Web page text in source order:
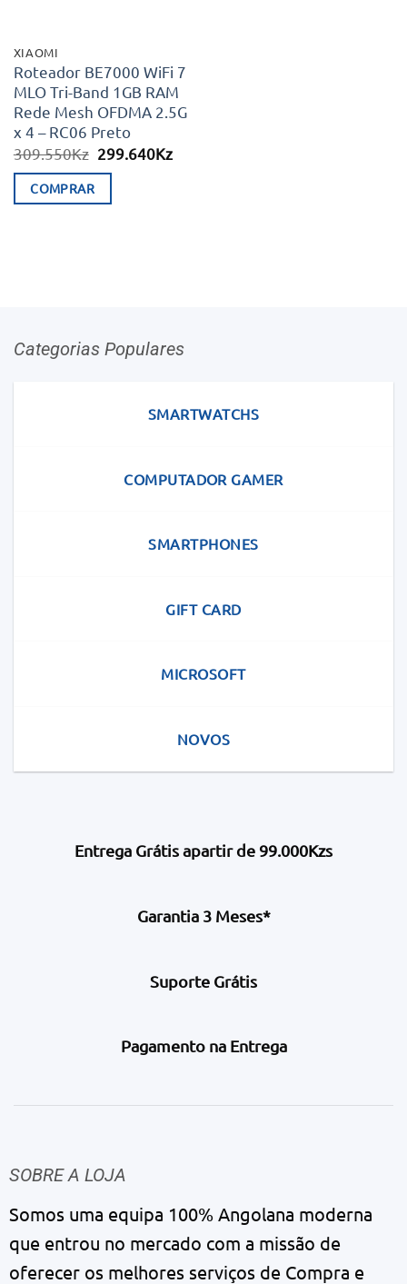
XIAOMI
Roteador BE7000 WiFi 7
MLO Tri-Band 1GB RAM
Rede Mesh OFDMA 2.5G
x 4 – RC06 Preto
309.550Kz O
era:
299.640KzO
COMPRAR
Categorias Populares
SMARTWATCHS
COMPUTADOR GAMER
SMARTPHONES
GIFT CARD
MICROSOFT
NOVOS
Entrega Grátis apartir de 99.000Kzs
Garantia 3 Meses*
Suporte Grátis
Pagamento na Entrega
SOBRE A LOJA
Somos uma equipa 100% Angolana moderna
que entrou no mercado com a missão de
oferecer os melhores serviços de Compra e